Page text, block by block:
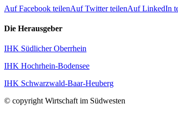
Auf Facebook teilenAuf Twitter teilenAuf LinkedIn
Die Herausgeber
IHK Südlicher Oberrhein
IHK Hochrhein-Bodensee
IHK Schwarzwald-Baar-Heuberg
© copyright Wirtschaft im Südwesten